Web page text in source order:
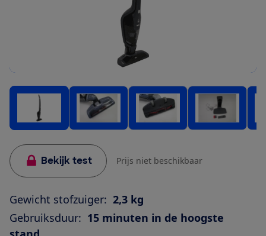
Bekijk test Prijs niet beschikbaar
Gewicht stofzuiger: 2,3 kg
Gebruiksduur: 15 minuten in de hoogste